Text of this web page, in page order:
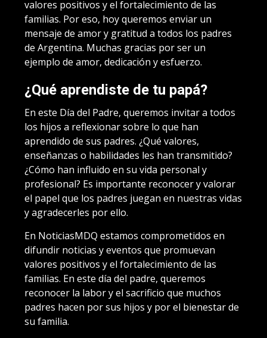
valores positivos y el fortalecimiento de las
familias. Por eso, hoy queremos enviar un
mensaje de amor y gratitud a todos los padres
de Argentina. Muchas gracias por ser un
ejemplo de amor, dedicación y esfuerzo.
¿Qué aprendiste de tu papá?
En este Día del Padre, queremos invitar a todos
los hijos a reflexionar sobre lo que han
aprendido de sus padres. ¿Qué valores,
enseñanzas o habilidades les han transmitido?
¿Cómo han influido en su vida personal y
profesional? Es importante reconocer y valorar
el papel que los padres juegan en nuestras vidas
y agradecerles por ello.
En NoticiasMDQ estamos comprometidos en
difundir noticias y eventos que promuevan
valores positivos y el fortalecimiento de las
familias. En este día del padre, queremos
reconocer la labor y el sacrificio que muchos
padres hacen por sus hijos y por el bienestar de
su familia.